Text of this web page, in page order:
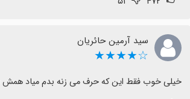
سید آرمین حائریان
☆★★★★
خیلی خوب فقط این که حرف می زنه بدم میاد همش